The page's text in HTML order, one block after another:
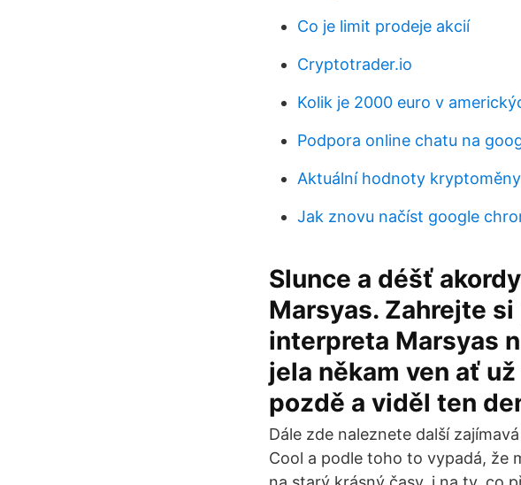
Co je limit prodeje akcií
Cryptotrader.io
Kolik je 2000 euro v
Podpora online chatu na
Aktuální hodnoty kryptoměny
Jak znovu načíst google
Slunce a déšť
Marsyas. Zahrejte
interpreta Marsyas
jela někam ven ať
pozdě a viděl ten
Dále zde naleznete další
Cool a podle toho to vypadá, že